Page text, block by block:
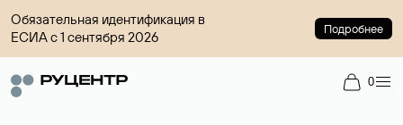
Обязательная идентификация в
ЕСИА с 1 сентября 2026
Подробнее
0